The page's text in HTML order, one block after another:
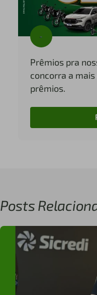
Prêmios pra
concorra a mais
prêmios.
Posts